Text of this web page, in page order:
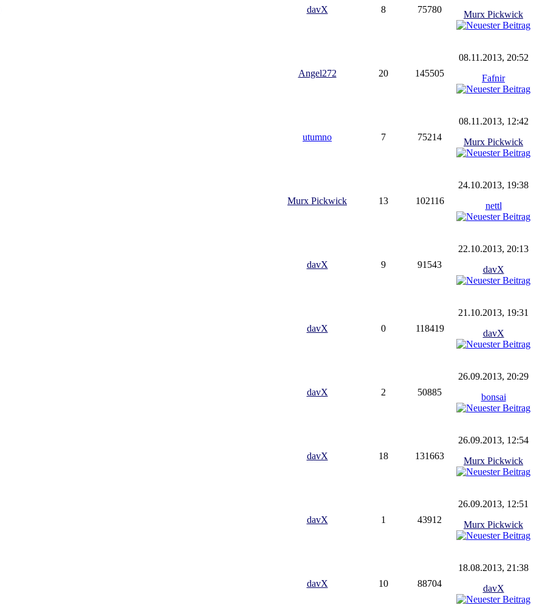
davX 8 75780
Murx Pickwick
Angel272 20 145505
08.11.2013, 20:52
Fafnir
utumno 7 75214
08.11.2013, 12:42
Murx Pickwick
Murx Pickwick 13 102116
24.10.2013, 19:38
nettl
davX 9 91543
22.10.2013, 20:13
davX
davX 0 118419
21.10.2013, 19:31
davX
davX 2 50885
26.09.2013, 20:29
bonsai
davX 18 131663
26.09.2013, 12:54
Murx Pickwick
davX 1 43912
26.09.2013, 12:51
Murx Pickwick
davX 10 88704
18.08.2013, 21:38
davX